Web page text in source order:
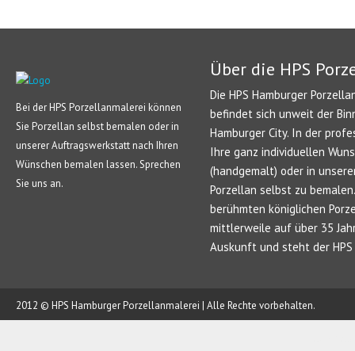
Bei der HPS Porzellanmalerei können
Sie Porzellan selbst bemalen oder in
unserer Auftragswerkstatt nach Ihren
Wünschen bemalen lassen. Sprechen
Sie uns an.
Über die HPS
Die HPS Hamburger
befindet sich unweit der
Hamburger City. In der
Ihre ganz individuellen
(handgemalt) oder in
Porzellan selbst zu
berühmten königlichen
mittlerweile auf über 35
Auskunft und steht der
2012 © HPS Hamburger Porzellanmalerei | Alle Rechte vorbehalten.